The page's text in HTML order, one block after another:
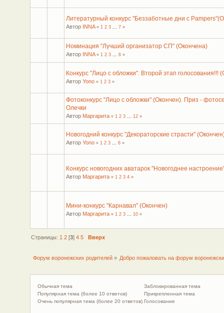
Литературный конкурс "Беззаботные дни с
Автор INNA « 1 2 3 ... 7»
Номинация "Лучший организатор СП" (Окончена)
Автор INNA « 1 2 3 ... 6»
Конкурс "Лицо с обложки". Второй этап голосования!!!
Автор Yono « 1 2 3»
Фотоконкурс "Лицо с обложки" (Окончен). Приз -
Олечки
Автор Маргарита « 1 2 3 ... 12»
Новогодний конкурс "Декораторские страсти"
Автор Yono « 1 2 3 ... 6»
Конкурс новогодних аватарок "Новогоднее
Автор Маргарита « 1 2 3 4»
Мини-конкурс "Карнавал" (Окончен)
Автор Маргарита « 1 2 3 ... 10»
Страницы: 1 2[3] 4 5 Вверх
Форум воронежских родителей» Добро пожаловать на форум
Обычная тема
Популярная тема (более 10 ответов)
Очень популярная тема (более 20 ответов)
Заблокированная тема
Прикрепленная тема
Голосование